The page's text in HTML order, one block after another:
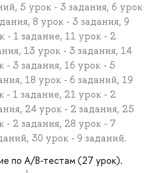
5 урок - 3 задания, 6 урок
8 урок - 3 задания, 9
- 1 задание, 11 урок - 2
13 урок - 3 задания, 14
- 3 задания, 16 урок - 5
18 урок - 6 заданий, 19
- 1 задание, 21 урок - 2
24 урок - 2 задания, 25
- 2 задания, 28 урок - 7
30 урок - 9 заданий.
по А/В-тестам (27 урок).